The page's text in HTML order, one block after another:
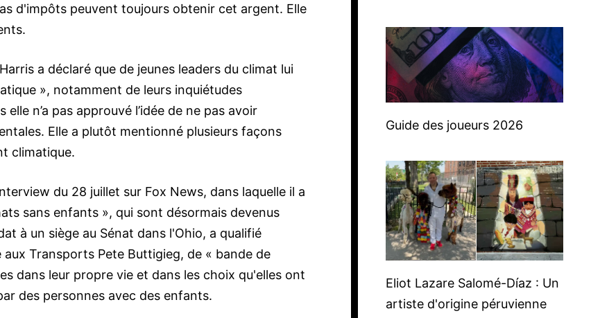
d'impôts peuvent toujours obtenir cet argent. Elle
a déclaré que de jeunes leaders du climat lui
», notamment de leurs inquiétudes
n’a pas approuvé l’idée de ne pas avoir
Elle a plutôt mentionné plusieurs façons
climatique.
du 28 juillet sur Fox News, dans laquelle il a
sans enfants », qui sont désormais devenus
à un siège au Sénat dans l'Ohio, a qualifié
Transports Pete Buttigieg, de « bande de
dans leur propre vie et dans les choix qu'elles ont
des personnes avec des enfants.
Guide des joueurs 2026
Eliot Lazare Salomé-Díaz : Un
artiste d'origine péruvienne